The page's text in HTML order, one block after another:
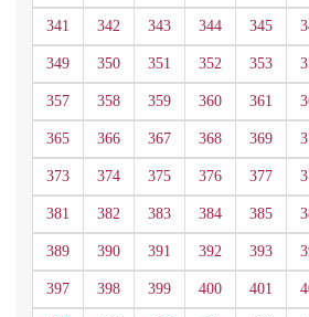
341 342 343 344 345
349 350 351 352 353
357 358 359 360 361
365 366 367 368 369
373 374 375 376 377
381 382 383 384 385
389 390 391 392 393
397 398 399 400 401